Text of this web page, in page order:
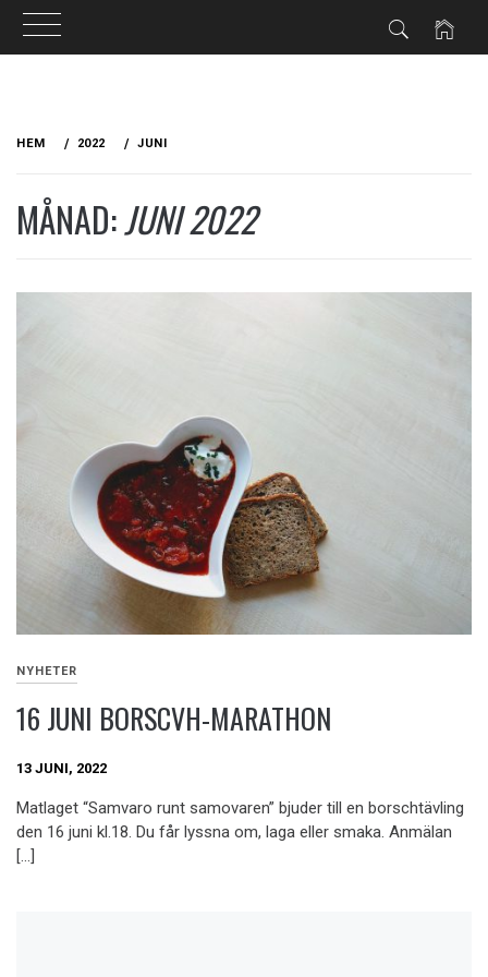
HEM 2022 JUNI
MÅNAD:JUNI 2022
NYHETER
16 JUNI BORSCVH-MARATHON
13 JUNI, 2022
Matlaget “Samvaro runt samovaren” bjuder till en borschtävling
den 16 juni kl.18. Du får lyssna om, laga eller smaka. Anmälan
[…]